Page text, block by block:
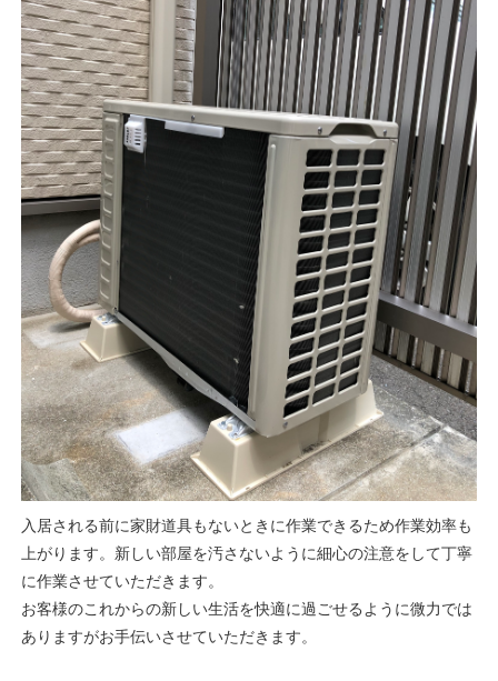
入居される前に家財道具もないときに作業できるため作業効率も
上がります。新しい部屋を汚さないように細心の注意をして丁寧
に作業させていただきます。
お客様のこれからの新しい生活を快適に過ごせるように微力では
ありますがお手伝いさせていただきます。